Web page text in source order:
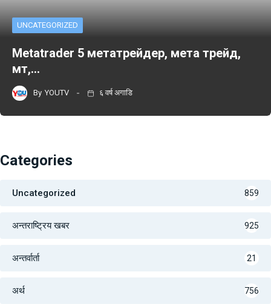
UNCATEGORIZED
Metatrader 5 метатрейдер, мета трейд,
мт,…
By YOUTV ६ वर्ष अगाडि
Categories
Uncategorized 859
अन्तराष्ट्रिय खबर 925
अन्तर्वार्ता 21
अर्थ 756